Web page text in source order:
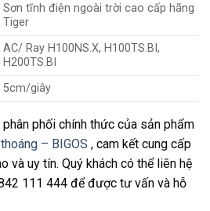
Sơn tĩnh điện ngoài trời cao cấp hãng
Tiger
AC/ Ray H100NS.X, H100TS.BI,
H200TS.BI
5cm/giây
phối chính thức của sản phẩm
– BIGOS , cam kết cung cấp
và uy tín. Quý khách có thể liên hệ
111 444 để được tư vấn và hỗ